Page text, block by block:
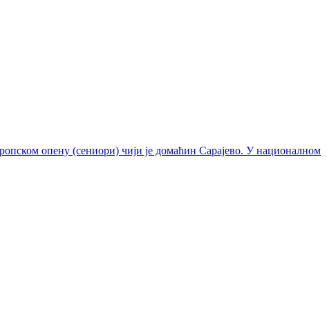
опену (сениори) чији је домаћин Сарајево. У националном